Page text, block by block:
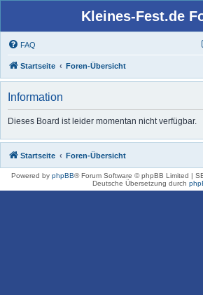
Kleines-Fest.de
FAQ
Startseite Foren-Übersicht
Information
Dieses Board ist leider momentan nicht verfügbar.
Startseite Foren-Übersicht
Powered by phpBB® Forum Software © phpBB Limited |
Deutsche Übersetzung durch